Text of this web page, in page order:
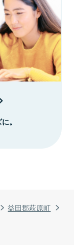
益田郡萩原町
。